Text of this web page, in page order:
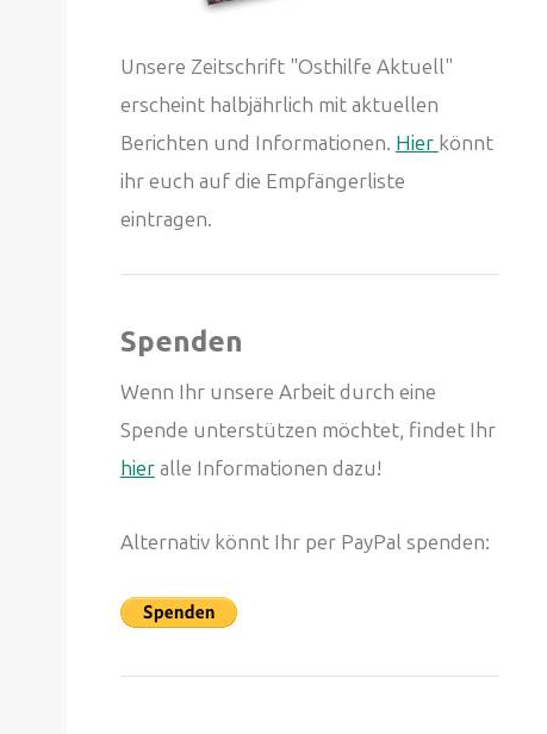
Unsere Zeitschrift "Osthilfe Aktuell"
erscheint halbjährlich mit aktuellen
Berichten und Informationen. Hier könnt
ihr euch auf die Empfängerliste
eintragen.
Spenden
Wenn Ihr unsere Arbeit durch eine
Spende unterstützen möchtet, findet Ihr
hieralle Informationen dazu!
Alternativ könnt Ihr per PayPal spenden: